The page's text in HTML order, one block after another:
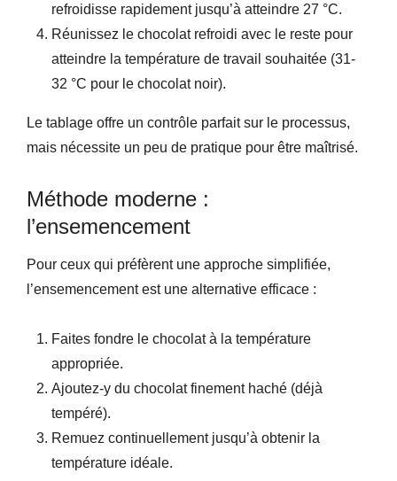
refroidisse rapidement jusqu’à atteindre 27 °C.
Réunissez le chocolat refroidi avec le reste pour
atteindre la température de travail souhaitée (31-
32 °C pour le chocolat noir).
Le tablage offre un contrôle parfait sur le processus,
mais nécessite un peu de pratique pour être maîtrisé.
Méthode moderne :
l’ensemencement
Pour ceux qui préfèrent une approche simplifiée,
l’ensemencement est une alternative efficace :
Faites fondre le chocolat à la température
appropriée.
Ajoutez-y du chocolat finement haché (déjà
tempéré).
Remuez continuellement jusqu’à obtenir la
température idéale.